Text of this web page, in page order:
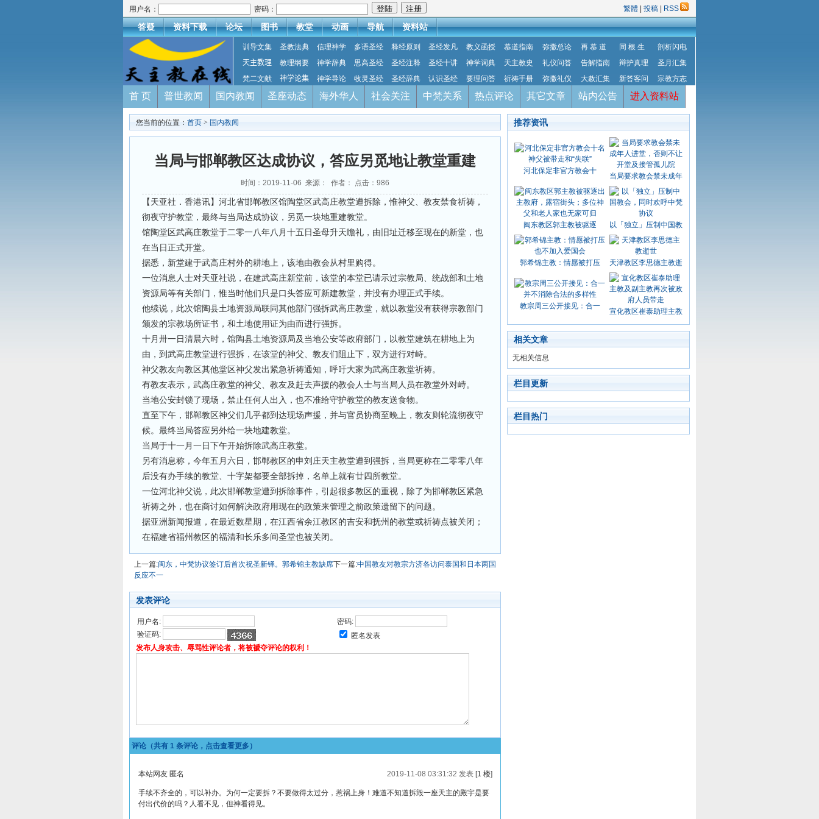
用户名： 密码： 繁體 投稿 RSS
答疑 资料下载 论坛 图书 教堂 动画 导航 资料站
训导文集 圣教法典 信理神学 多语圣经 释经原则 圣经发凡 教义函授 慕道指南 弥撒总论 再 慕 道 同 根 生
剖析闪电
天主教理
教理纲要 神学辞典 思高圣经 圣经注释 圣经十讲 神学词典 天主教史 礼仪问答 告解指南 辩护真理
圣月汇集
梵二文献
神学论集 神学导论 牧灵圣经 圣经辞典 认识圣经 要理问答 祈祷手册 弥撒礼仪 大赦汇集 新答客问 宗教方志
首 页 普世教闻 国内教闻 圣座动态 海外华人 社会关注 中梵关系 热点评论 其它文章 站内公告 进入资料站
您当前的位置： 首页 > 国内教闻
当局与邯郸教区达成协议，答应另觅地让教堂重建
时间：2019-11-06 来源： 作者： 点击： 986
【天亚社．香港讯】河北省邯郸教区馆陶堂区武高庄教堂遭拆除，惟神父、教友禁食祈祷，
彻夜守护教堂，最终与当局达成协议，另觅一块地重建教堂。
馆陶堂区武高庄教堂于二零一八年八月十五日圣母升天瞻礼，由旧址迁移至现在的新堂，也
在当日正式开堂。
据悉，新堂建于武高庄村外的耕地上，该地由教会从村里购得。
一位消息人士对天亚社说，在建武高庄新堂前，该堂的本堂已请示过宗教局、统战部和土地
资源局等有关部门，惟当时他们只是口头答应可新建教堂，并没有办理正式手续。
他续说，此次馆陶县土地资源局联同其他部门强拆武高庄教堂，就以教堂没有获得宗教部门
颁发的宗教场所证书，和土地使用证为由而进行强拆。
十月卅一日清晨六时，馆陶县土地资源局及当地公安等政府部门，以教堂建筑在耕地上为
由，到武高庄教堂进行强拆，在该堂的神父、教友们阻止下，双方进行对峙。
神父教友向教区其他堂区神父发出紧急祈祷通知，呼吁大家为武高庄教堂祈祷。
有教友表示，武高庄教堂的神父、教友及赶去声援的教会人士与当局人员在教堂外对峙。
当地公安封锁了现场，禁止任何人出入，也不准给守护教堂的教友送食物。
直至下午，邯郸教区神父们几乎都到达现场声援，并与官员协商至晚上，教友则轮流彻夜守
候。最终当局答应另外给一块地建教堂。
当局于十一月一日下午开始拆除武高庄教堂。
另有消息称，今年五月六日，邯郸教区的申刘庄天主教堂遭到强拆，当局更称在二零零八年
后没有办手续的教堂、十字架都要全部拆掉，名单上就有廿四所教堂。
一位河北神父说，此次邯郸教堂遭到拆除事件，引起很多教区的重视，除了为邯郸教区紧急
祈祷之外，也在商讨如何解决政府用现在的政策来管理之前政策遗留下的问题。
据亚洲新闻报道，在最近数星期，在江西省余江教区的吉安和抚州的教堂或祈祷点被关闭；
在福建省福州教区的福清和长乐多间圣堂也被关闭。
上一篇:闽东，中梵协议签订后首次祝圣新铎。郭希锦主教缺席下一篇:中国教友对教宗方济各访问泰国和日本两国
反应不一
发表评论
用户名:
密码:
验证码:
匿名发表
发布人身攻击、辱骂性评论者，将被褫夺评论的权利！
评论（共有 1 条评论，点击查看更多）
本站网友 匿名 2019-11-08 03:31:32 发表[1 楼]
手续不齐全的，可以补办。为何一定要拆？不要做得太过分，惹祸上身！难道不知道拆毁一座天主的殿宇是要
付出代价的吗？人看不见，但神看得见。
推荐资讯
河北保定非官方教会十
当局要求教会禁未成年
闽东教区郭主教被驱逐 以「独立」压制中国教
郭希锦主教：情愿被打压 天津教区李思德主教逝
教宗周三公开接见：合一
宣化教区崔泰助理主教
相关文章
无相关信息
栏目更新
栏目热门